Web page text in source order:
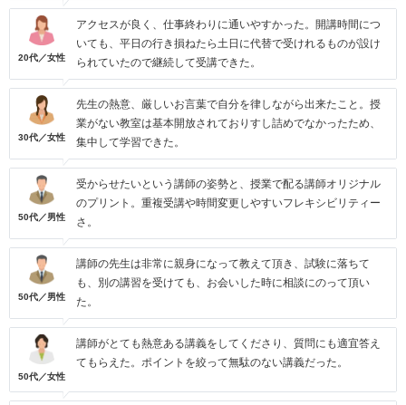
20代／女性
アクセスが良く、仕事終わりに通いやすかった。開講時間につ
いても、平日の行き損ねたら土日に代替で受けれるものが設け
られていたので継続して受講できた。
30代／女性
先生の熱意、厳しいお言葉で自分を律しながら出来たこと。授
業がない教室は基本開放されておりすし詰めでなかったため、
集中して学習できた。
50代／男性
受からせたいという講師の姿勢と、授業で配る講師オリジナル
のプリント。重複受講や時間変更しやすいフレキシビリティー
さ。
50代／男性
講師の先生は非常に親身になって教えて頂き、試験に落ちて
も、別の講習を受けても、お会いした時に相談にのって頂い
た。
50代／女性
講師がとても熱意ある講義をしてくださり、質問にも適宜答え
てもらえた。ポイントを絞って無駄のない講義だった。